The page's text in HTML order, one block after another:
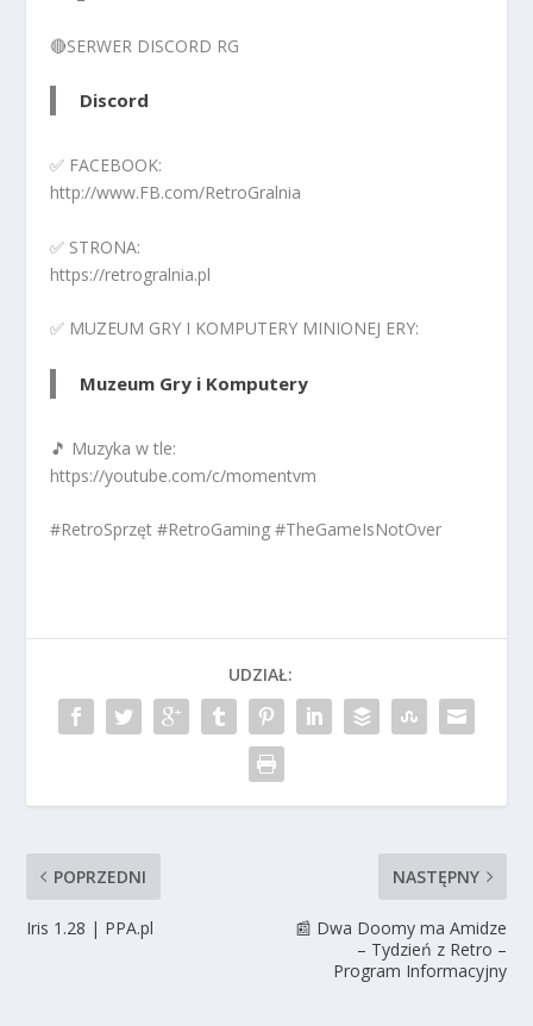
🔴SERWER DISCORD RG
Discord
✅ FACEBOOK:
http://www.FB.com/RetroGralnia
✅ STRONA:
https://retrogralnia.pl
✅ MUZEUM GRY I KOMPUTERY MINIONEJ ERY:
Muzeum Gry i Komputery
🎵 Muzyka w tle:
https://youtube.com/c/momentvm
#RetroSprzęt #RetroGaming #TheGameIsNotOver
UDZIAŁ:
POPRZEDNI
Iris 1.28 | PPA.pl
NASTĘPNY
📰 Dwa Doomy ma Amidze
– Tydzień z Retro –
Program Informacyjny